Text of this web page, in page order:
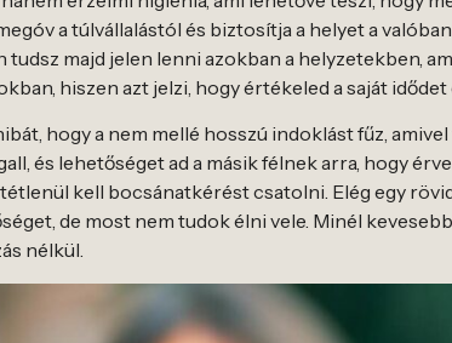
a túlvállalástól és biztosítja a helyet a
majd jelen lenni azokban a helyzetekben,
hiszen azt jelzi, hogy értékeled a saját idődet
hogy a nem mellé hosszú indoklást fűz,
és lehetőséget ad a másik félnek arra, hogy
kell bocsánatkérést csatolni. Elég egy
de most nem tudok élni vele. Minél
nélkül.